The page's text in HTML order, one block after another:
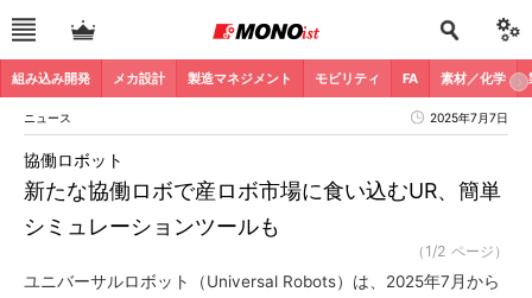
組み込み開発 メカ設計 製造マネジメント モビリティ FA 素材／化学
ニュース 2025年7月7日
新たな協働ロボで産ロボ市場に食い込むUR、簡単
シミュレーションツールも
協働ロボット
（1/2 ページ）
ユニバーサルロボット（Universal Robots）は、2025年7月から